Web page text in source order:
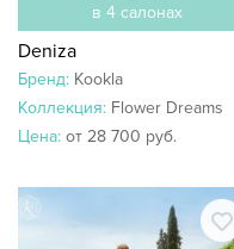
в 4 салонах
Deniza
Бренд: Kookla
Коллекция: Flower Dreams
Цена: от 28 700 руб.